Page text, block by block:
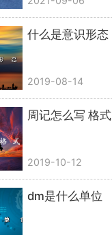
什么是意识形态
2019-08-14
周记怎么写 格式
2019-10-12
dm是什么单位